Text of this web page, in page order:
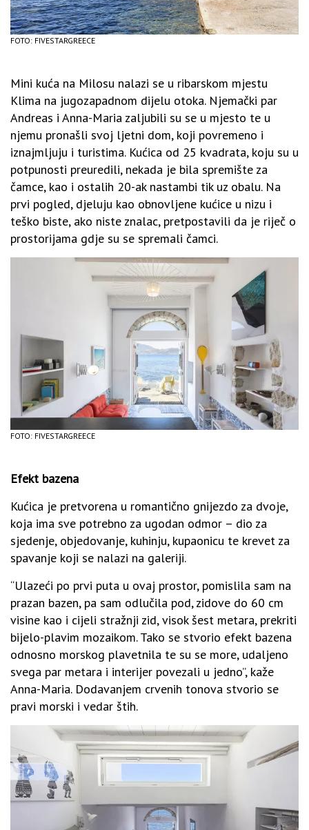
FOTO: FIVESTARGREECE
Mini kuća na Milosu nalazi se u ribarskom mjestu
Klima na jugozapadnom dijelu otoka. Njemački par
Andreas i Anna-Maria zaljubili su se u mjesto te u
njemu pronašli svoj ljetni dom, koji povremeno i
iznajmljuju i turistima. Kućica od 25 kvadrata, koju su u
potpunosti preuredili, nekada je bila spremište za
čamce, kao i ostalih 20-ak nastambi tik uz obalu. Na
prvi pogled, djeluju kao obnovljene kućice u nizu i
teško biste, ako niste znalac, pretpostavili da je riječ o
prostorijama gdje su se spremali čamci.
FOTO: FIVESTARGREECE
Efekt bazena
Kućica je pretvorena u romantično gnijezdo za dvoje,
koja ima sve potrebno za ugodan odmor – dio za
sjedenje, objedovanje, kuhinju, kupaonicu te krevet za
spavanje koji se nalazi na galeriji.
“Ulazeći po prvi puta u ovaj prostor, pomislila sam na
prazan bazen, pa sam odlučila pod, zidove do 60 cm
visine kao i cijeli stražnji zid, visok šest metara, prekriti
bijelo-plavim mozaikom. Tako se stvorio efekt bazena
odnosno morskog plavetnila te su se more, udaljeno
svega par metara i interijer povezali u jedno”, kaže
Anna-Maria. Dodavanjem crvenih tonova stvorio se
pravi morski i vedar štih.